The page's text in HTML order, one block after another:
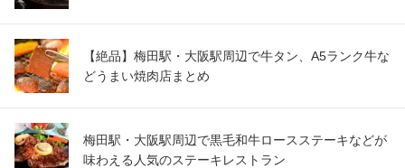
【絶品】梅田駅・大阪駅周辺で牛タン、A5ランク牛な
どうまい焼肉店まとめ
梅田駅・大阪駅周辺で黒毛和牛ロースステーキなどが
味わえる人気のステーキレストラン